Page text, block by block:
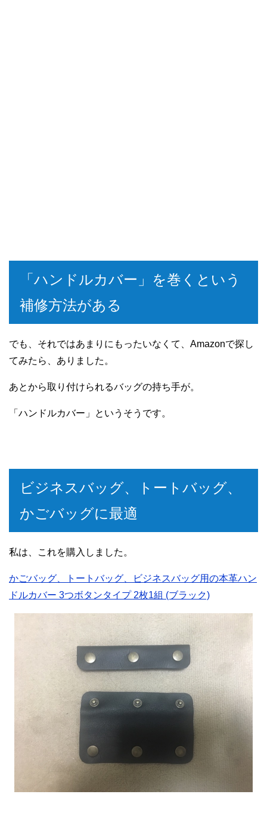
「ハンドルカバー」を巻くという
補修方法がある
でも、それではあまりにもったいなくて、Amazonで探し
てみたら、ありました。
あとから取り付けられるバッグの持ち手が。
「ハンドルカバー」というそうです。
ビジネスバッグ、トートバッグ、
かごバッグに最適
私は、これを購入しました。
かごバッグ、トートバッグ、ビジネスバッグ用の本革ハン
ドルカバー 3つボタンタイプ 2枚1組 (ブラック)